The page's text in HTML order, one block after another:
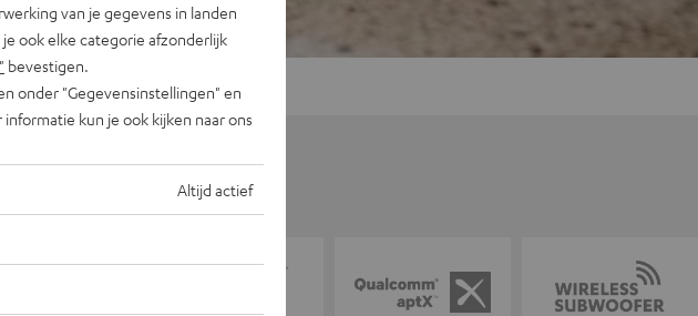
van je gegevens in landen
ook elke categorie afzonderlijk
bevestigen.
onder "Gegevensinstellingen" en
kun je ook kijken naar ons
Altijd actief